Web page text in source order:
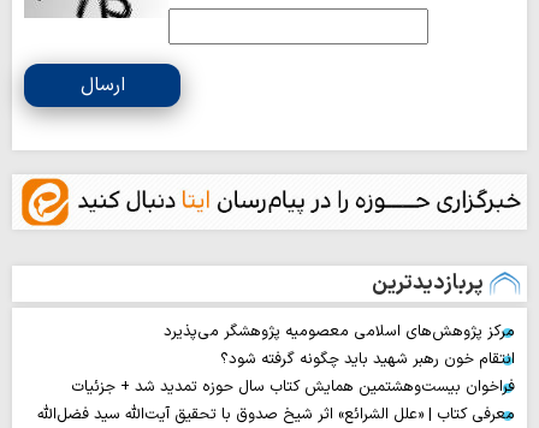
ارسال
پربازدیدترین
مرکز پژوهش‌های اسلامی معصومیه پژوهشگر می‌پذیرد
انتقام خون رهبر شهید باید چگونه گرفته شود؟
فراخوان بیست‌وهشتمین همایش کتاب سال حوزه تمدید شد + جزئیات
معرفی کتاب | «علل الشرائع» اثر شیخ صدوق با تحقیق آیت‌الله سید فضل‌الله